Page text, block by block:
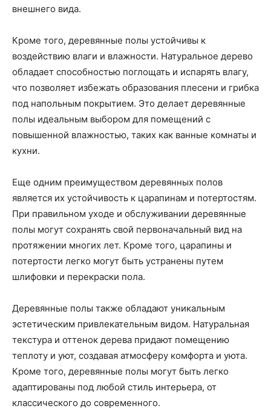
внешнего вида.
Кроме того, деревянные полы устойчивы к
воздействию влаги и влажности. Натуральное дерево
обладает способностью поглощать и испарять влагу,
что позволяет избежать образования плесени и грибка
под напольным покрытием. Это делает деревянные
полы идеальным выбором для помещений с
повышенной влажностью, таких как ванные комнаты и
кухни.
Еще одним преимуществом деревянных полов
является их устойчивость к царапинам и потертостям.
При правильном уходе и обслуживании деревянные
полы могут сохранять свой первоначальный вид на
протяжении многих лет. Кроме того, царапины и
потертости легко могут быть устранены путем
шлифовки и перекраски пола.
Деревянные полы также обладают уникальным
эстетическим привлекательным видом. Натуральная
текстура и оттенок дерева придают помещению
теплоту и уют, создавая атмосферу комфорта и уюта.
Кроме того, деревянные полы могут быть легко
адаптированы под любой стиль интерьера, от
классического до современного.